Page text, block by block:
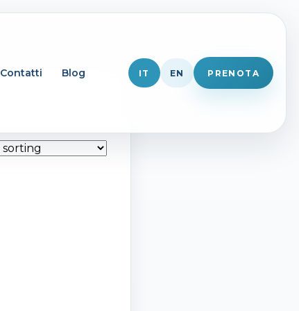
Contatti Blog IT EN PRENOTA